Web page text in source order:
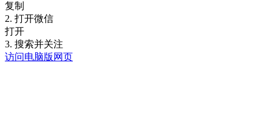
复制
2. 打开微信
打开
3. 搜索并关注
访问电脑版网页